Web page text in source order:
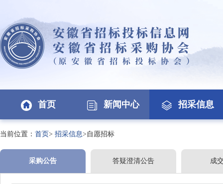
首页 新闻中心 招采信息
当前位置： 首页> 招采信息>自愿招标
采购公告 答疑澄清公告 成